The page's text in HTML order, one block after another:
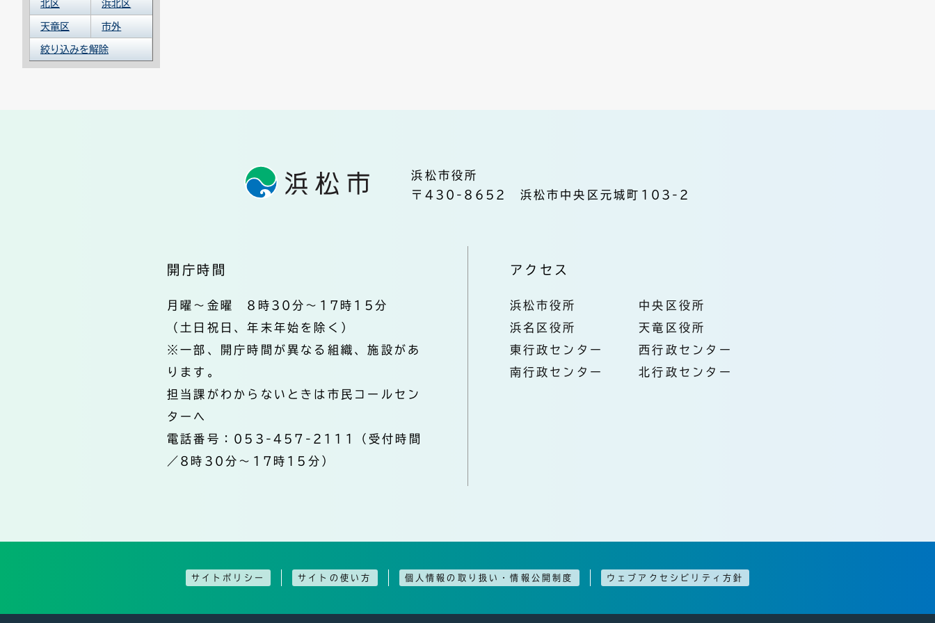
北区 浜北区
天竜区 市外
絞り込みを解除
浜松市役所
〒430-8652 浜松市中央区元城町103-2
開庁時間
月曜～金曜 8時30分～17時15分
（土日祝日、年末年始を除く）
※一部、開庁時間が異なる組織、施設があ
ります。
担当課がわからないときは市民コールセン
ターへ
電話番号：053-457-2111（受付時間
／8時30分～17時15分）
アクセス
浜松市役所
中央区役所
浜名区役所
天竜区役所
東行政センター
西行政センター
南行政センター
北行政センター
サイトポリシー サイトの使い方 個人情報の取り扱い・情報公開制度 ウェブアクセシビリティ方針